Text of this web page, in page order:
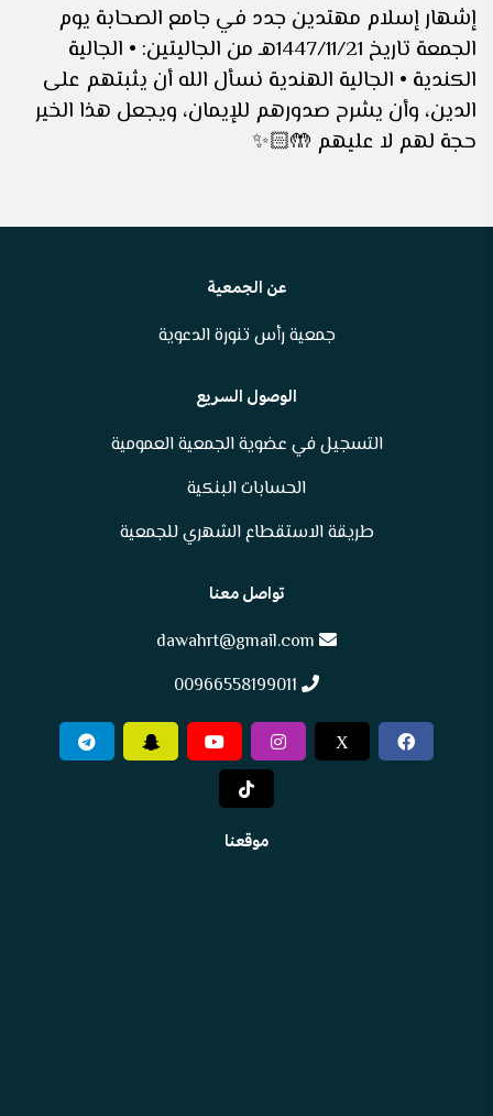
إشهار إسلام مهتدين جدد في جامع الصحابة يوم
الجمعة تاريخ 1447/11/21هـ من الجاليتين: • الجالية
الكندية • الجالية الهندية نسأل الله أن يثبتهم على
الدين، وأن يشرح صدورهم للإيمان، ويجعل هذا الخير
حجة لهم لا عليهم 🤲🏻✨
عن الجمعية
جمعية رأس تنورة الدعوية
الوصول السريع
التسجيل في عضوية الجمعية العمومية
الحسابات البنكية
طريقة الاستقطاع الشهري للجمعية
تواصل معنا
X
موقعنا